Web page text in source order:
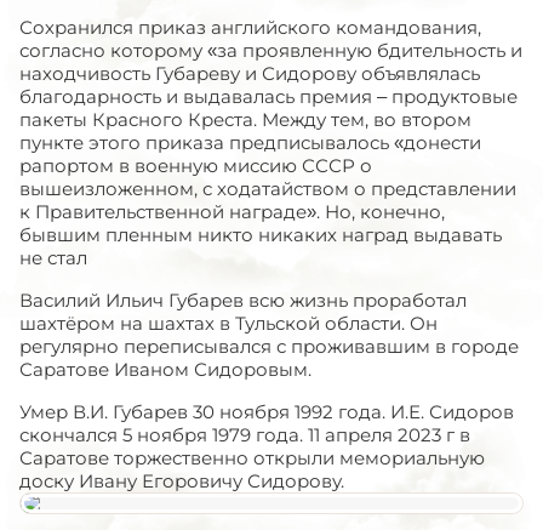
Сохранился приказ английского командования,
согласно которому «за проявленную бдительность и
находчивость Губареву и Сидорову объявлялась
благодарность и выдавалась премия – продуктовые
пакеты Красного Креста. Между тем, во втором
пункте этого приказа предписывалось «донести
рапортом в военную миссию СССР о
вышеизложенном, с ходатайством о представлении
к Правительственной награде». Но, конечно,
бывшим пленным никто никаких наград выдавать
не стал
Василий Ильич Губарев всю жизнь проработал
шахтёром на шахтах в Тульской области. Он
регулярно переписывался с проживавшим в городе
Саратове Иваном Сидоровым.
Умер В.И. Губарев 30 ноября 1992 года. И.Е. Сидоров
скончался 5 ноября 1979 года. 11 апреля 2023 г в
Саратове торжественно открыли мемориальную
доску Ивану Егоровичу Сидорову.